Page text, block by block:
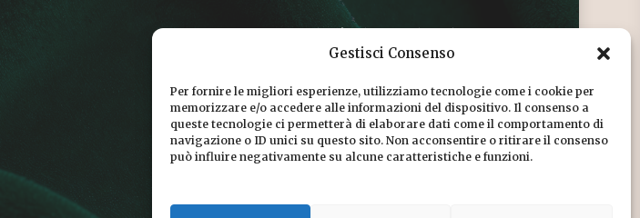
Gestisci Consenso
Per fornire le migliori esperienze, utilizziamo tecnologie come i cookie per
memorizzare e/o accedere alle informazioni del dispositivo. Il consenso a
queste tecnologie ci permetterà di elaborare dati come il comportamento di
navigazione o ID unici su questo sito. Non acconsentire o ritirare il consenso
può influire negativamente su alcune caratteristiche e funzioni.
COOKIE POLICY
DICONO DI NOI
CHI SIAMO